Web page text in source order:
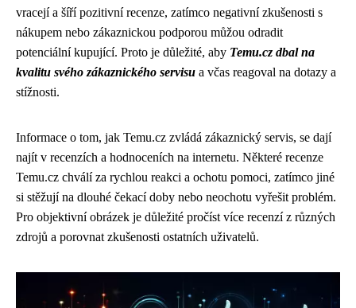
vracejí a šíří pozitivní recenze, zatímco negativní zkušenosti s
nákupem nebo zákaznickou podporou můžou odradit
potenciální kupující. Proto je důležité, aby Temu.cz dbal na
kvalitu svého zákaznického servisu a včas reagoval na dotazy a
stížnosti.
Informace o tom, jak Temu.cz zvládá zákaznický servis, se dají
najít v recenzích a hodnoceních na internetu. Některé recenze
Temu.cz chválí za rychlou reakci a ochotu pomoci, zatímco jiné
si stěžují na dlouhé čekací doby nebo neochotu vyřešit problém.
Pro objektivní obrázek je důležité pročíst více recenzí z různých
zdrojů a porovnat zkušenosti ostatních uživatelů.